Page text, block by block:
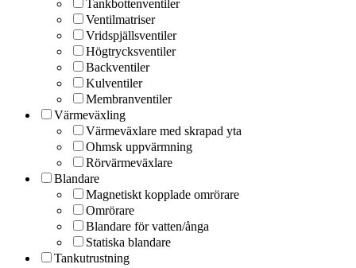
Tankbottenventiler
Ventilmatriser
Vridspjällsventiler
Högtrycksventiler
Backventiler
Kulventiler
Membranventiler
Värmeväxling
Värmeväxlare med skrapad yta
Ohmsk uppvärmning
Rörvärmeväxlare
Blandare
Magnetiskt kopplade omrörare
Omrörare
Blandare för vatten/ånga
Statiska blandare
Tankutrustning